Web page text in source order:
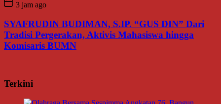
3 jam ago
SYAFRUDIN BUDIMAN, S.IP. “GUS DIN” Dari
Tradisi Pergerakan, Aktivis Mahasiswa hingga
Komisaris BUMN
Terkini